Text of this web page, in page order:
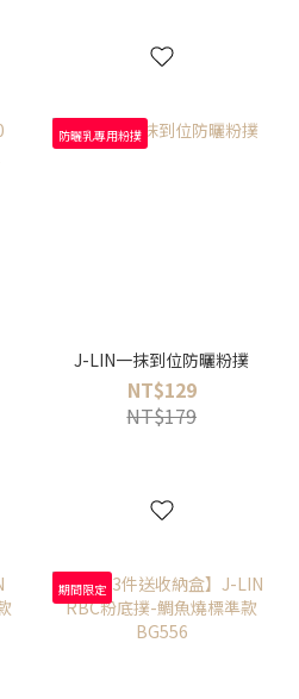
防曬乳專用粉撲
J-LIN一抹到位防曬粉撲
NT$129
NT$179
期間限定